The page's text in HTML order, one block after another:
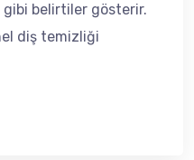
gibi belirtiler gösterir.
diş temizliği